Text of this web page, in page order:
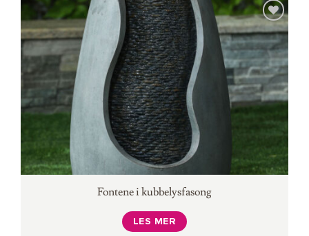
Fontene i kubbelysfasong
LES MER